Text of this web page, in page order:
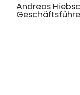
Andreas